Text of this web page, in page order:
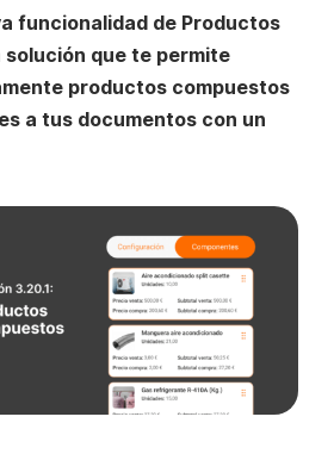
funcionalidad de Productos
solución que te permite
productos compuestos
a tus documentos con un